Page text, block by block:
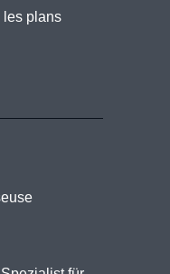
les plans